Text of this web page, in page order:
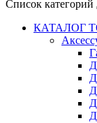
Список категорий
КАТАЛОГ